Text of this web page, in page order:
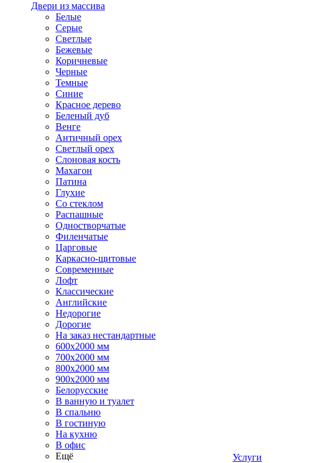
Двери из массива
Белые
Серые
Светлые
Бежевые
Коричневые
Черные
Темные
Синие
Красное дерево
Беленый дуб
Венге
Античный орех
Светлый орех
Слоновая кость
Махагон
Патина
Глухие
Со стеклом
Распашные
Одностворчатые
Филенчатые
Царговые
Каркасно-щитовые
Современные
Лофт
Классические
Английские
Недорогие
Дорогие
На заказ нестандартные
600х2000 мм
700х2000 мм
800х2000 мм
900х2000 мм
Белорусские
В ванную и туалет
В спальню
В гостиную
На кухню
В офис
Ещё
Услуги